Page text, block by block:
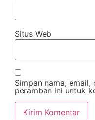
Situs Web
Simpan nama,
peramban ini untuk